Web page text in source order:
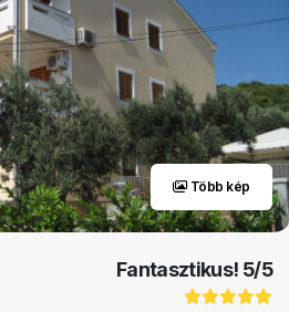
Több kép
Fantasztikus! 5/5